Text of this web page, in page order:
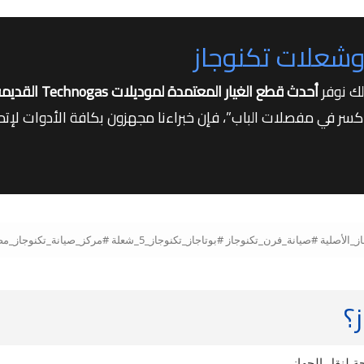
تكنوجاز
نوفرأحدث قطع الغيار المعتمدة لموديلات Technogas القديمة والحديثة
في مفصلات الباب”، فإن خبراءنا مجهزون بكافة الأدوات